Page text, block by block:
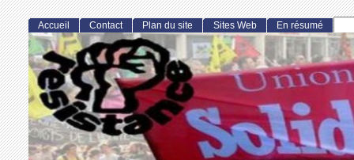
Accueil Contact Plan du site Sites Web En résumé